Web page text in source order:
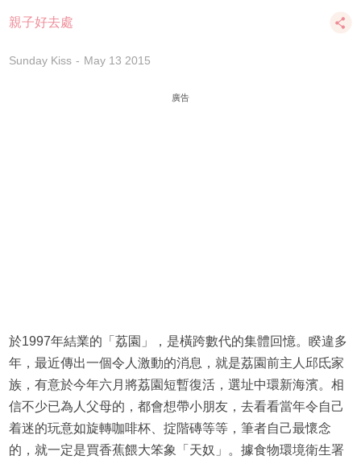
親子好去處
Sunday Kiss May 13 2015
廣告
於1997年結業的「荔園」，是橫跨數代的集體回憶。睽違多
年，最近傳出一個令人激動的消息，就是荔園前主人邱氐家
族，有意於今年六月將荔園短暫復活，選址中環新海濱。相
信不少已為人父母的，都會想帶小朋友，去看看當年令自己
着迷的玩意如旋轉咖啡杯、掟階磚等等，筆者自己最懷念
的，就一定是買香蕉餵大笨象「天奴」。據食物環境衛生署